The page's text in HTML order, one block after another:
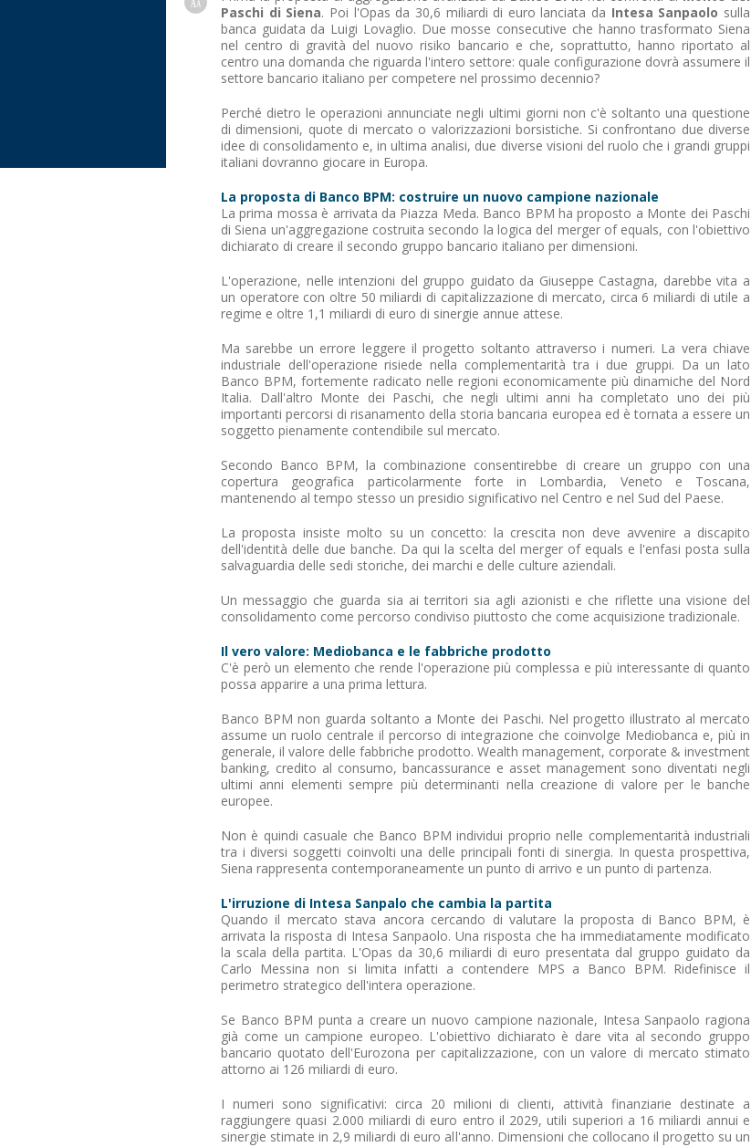
Paschi di Siena. Poi l'Opas da 30,6 miliardi di euro lanciata da Intesa Sanpaolo sulla
banca guidata da Luigi Lovaglio. Due mosse consecutive che hanno trasformato Siena
nel centro di gravità del nuovo risiko bancario e che, soprattutto, hanno riportato al
centro una domanda che riguarda l'intero settore: quale configurazione dovrà assumere il
settore bancario italiano per competere nel prossimo decennio?
Perché dietro le operazioni annunciate negli ultimi giorni non c'è soltanto una questione
di dimensioni, quote di mercato o valorizzazioni borsistiche. Si confrontano due diverse
idee di consolidamento e, in ultima analisi, due diverse visioni del ruolo che i grandi gruppi
italiani dovranno giocare in Europa.
La proposta di Banco BPM: costruire un nuovo campione nazionale
La prima mossa è arrivata da Piazza Meda. Banco BPM ha proposto a Monte dei Paschi
di Siena un'aggregazione costruita secondo la logica del merger of equals, con l'obiettivo
dichiarato di creare il secondo gruppo bancario italiano per dimensioni.
L'operazione, nelle intenzioni del gruppo guidato da Giuseppe Castagna, darebbe vita a
un operatore con oltre 50 miliardi di capitalizzazione di mercato, circa 6 miliardi di utile a
regime e oltre 1,1 miliardi di euro di sinergie annue attese.
Ma sarebbe un errore leggere il progetto soltanto attraverso i numeri. La vera chiave
industriale dell'operazione risiede nella complementarità tra i due gruppi. Da un lato
Banco BPM, fortemente radicato nelle regioni economicamente più dinamiche del Nord
Italia. Dall'altro Monte dei Paschi, che negli ultimi anni ha completato uno dei più
importanti percorsi di risanamento della storia bancaria europea ed è tornata a essere un
soggetto pienamente contendibile sul mercato.
Secondo Banco BPM, la combinazione consentirebbe di creare un gruppo con una
copertura geografica particolarmente forte in Lombardia, Veneto e Toscana,
mantenendo al tempo stesso un presidio significativo nel Centro e nel Sud del Paese.
La proposta insiste molto su un concetto: la crescita non deve avvenire a discapito
dell'identità delle due banche. Da qui la scelta del merger of equals e l'enfasi posta sulla
salvaguardia delle sedi storiche, dei marchi e delle culture aziendali.
Un messaggio che guarda sia ai territori sia agli azionisti e che riflette una visione del
consolidamento come percorso condiviso piuttosto che come acquisizione tradizionale.
Il vero valore: Mediobanca e le fabbriche prodotto
C'è però un elemento che rende l'operazione più complessa e più interessante di quanto
possa apparire a una prima lettura.
Banco BPM non guarda soltanto a Monte dei Paschi. Nel progetto illustrato al mercato
assume un ruolo centrale il percorso di integrazione che coinvolge Mediobanca e, più in
generale, il valore delle fabbriche prodotto. Wealth management, corporate & investment
banking, credito al consumo, bancassurance e asset management sono diventati negli
ultimi anni elementi sempre più determinanti nella creazione di valore per le banche
europee.
Non è quindi casuale che Banco BPM individui proprio nelle complementarità industriali
tra i diversi soggetti coinvolti una delle principali fonti di sinergia. In questa prospettiva,
Siena rappresenta contemporaneamente un punto di arrivo e un punto di partenza.
L'irruzione di Intesa Sanpalo che cambia la partita
Quando il mercato stava ancora cercando di valutare la proposta di Banco BPM, è
arrivata la risposta di Intesa Sanpaolo. Una risposta che ha immediatamente modificato
la scala della partita. L'Opas da 30,6 miliardi di euro presentata dal gruppo guidato da
Carlo Messina non si limita infatti a contendere MPS a Banco BPM. Ridefinisce il
perimetro strategico dell'intera operazione.
Se Banco BPM punta a creare un nuovo campione nazionale, Intesa Sanpaolo ragiona
già come un campione europeo. L'obiettivo dichiarato è dare vita al secondo gruppo
bancario quotato dell'Eurozona per capitalizzazione, con un valore di mercato stimato
attorno ai 126 miliardi di euro.
I numeri sono significativi: circa 20 milioni di clienti, attività finanziarie destinate a
raggiungere quasi 2.000 miliardi di euro entro il 2029, utili superiori a 16 miliardi annui e
sinergie stimate in 2,9 miliardi di euro all'anno. Dimensioni che collocano il progetto su un